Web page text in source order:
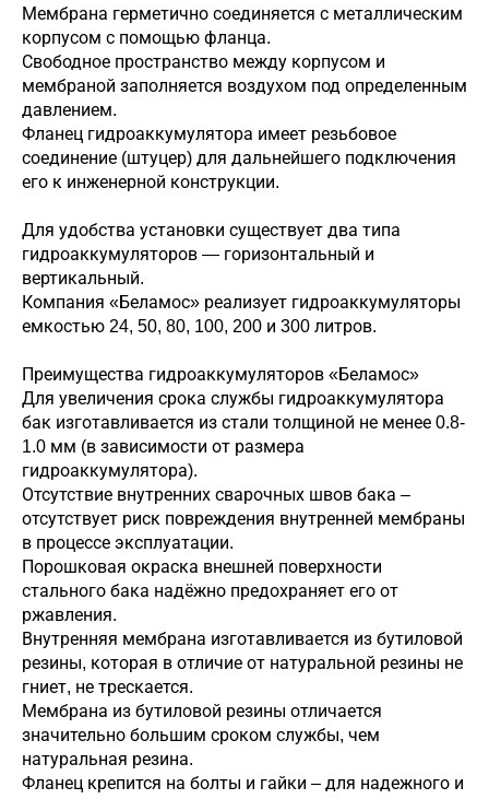
Мембрана герметично соединяется с металлическим
корпусом с помощью фланца.
Свободное пространство между корпусом и
мембраной заполняется воздухом под определенным
давлением.
Фланец гидроаккумулятора имеет резьбовое
соединение (штуцер) для дальнейшего подключения
его к инженерной конструкции.
Для удобства установки существует два типа
гидроаккумуляторов — горизонтальный и
вертикальный.
Компания «Беламос» реализует гидроаккумуляторы
емкостью 24, 50, 80, 100, 200 и 300 литров.
Преимущества гидроаккумуляторов «Беламос»
Для увеличения срока службы гидроаккумулятора
бак изготавливается из стали толщиной не менее 0.8-
1.0 мм (в зависимости от размера
гидроаккумулятора).
Отсутствие внутренних сварочных швов бака –
отсутствует риск повреждения внутренней мембраны
в процессе эксплуатации.
Порошковая окраска внешней поверхности
стального бака надёжно предохраняет его от
ржавления.
Внутренняя мембрана изготавливается из бутиловой
резины, которая в отличие от натуральной резины не
гниет, не трескается.
Мембрана из бутиловой резины отличается
значительно большим сроком службы, чем
натуральная резина.
Фланец крепится на болты и гайки – для надежного и